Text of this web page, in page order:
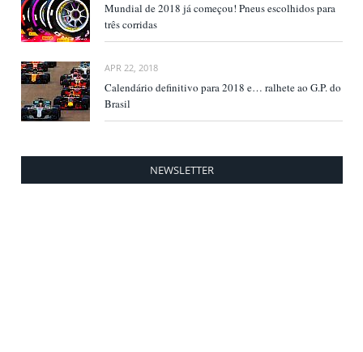
Mundial de 2018 já começou! Pneus escolhidos para
três corridas
APR 22, 2018
Calendário definitivo para 2018 e… ralhete ao G.P. do
Brasil
NEWSLETTER